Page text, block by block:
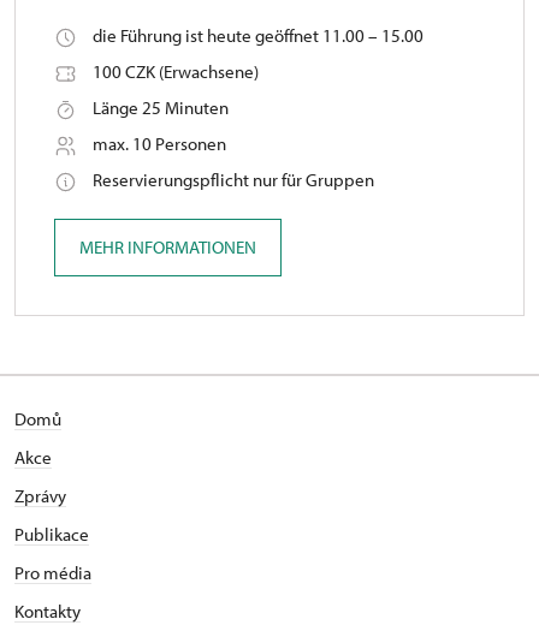
die Führung ist heute geöffnet 11.00 – 15.00
100 CZK (Erwachsene)
Länge 25 Minuten
max. 10 Personen
Reservierungspflicht nur für Gruppen
MEHR INFORMATIONEN
Domů
Akce
Zprávy
Publikace
Pro média
Kontakty